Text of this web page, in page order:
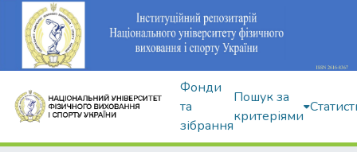
Фонди
та
зібрання
Пошук за
критеріями